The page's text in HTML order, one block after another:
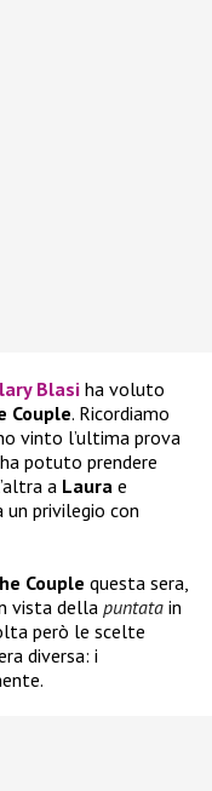
Blasi ha voluto
Couple. Ricordiamo
vinto l’ultima prova
potuto prendere
a Laura e
un privilegio con
Couple questa sera,
vista della puntata in
però le scelte
diversa: i